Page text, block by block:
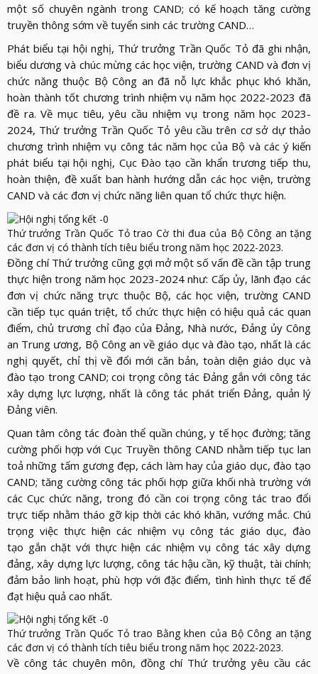
một số chuyên ngành trong CAND; có kế hoạch tăng cường
truyền thông sớm về tuyển sinh các trường CAND…
Phát biểu tại hội nghị, Thứ trưởng Trần Quốc Tỏ đã ghi nhận,
biểu dương và chúc mừng các học viện, trường CAND và đơn vị
chức năng thuộc Bộ Công an đã nỗ lực khắc phục khó khăn,
hoàn thành tốt chương trình nhiệm vụ năm học 2022-2023 đã
đề ra. Về mục tiêu, yêu cầu nhiệm vụ trong năm học 2023-
2024, Thứ trưởng Trần Quốc Tỏ yêu cầu trên cơ sở dự thảo
chương trình nhiệm vụ công tác năm học của Bộ và các ý kiến
phát biểu tại hội nghị, Cục Đào tạo cần khẩn trương tiếp thu,
hoàn thiện, đề xuất ban hành hướng dẫn các học viện, trường
CAND và các đơn vị chức năng liên quan tổ chức thực hiện.
Thứ trưởng Trần Quốc Tỏ trao Cờ thi đua của Bộ Công an tặng
các đơn vị có thành tích tiêu biểu trong năm học 2022-2023.
Đồng chí Thứ trưởng cũng gợi mở một số vấn đề cần tập trung
thực hiện trong năm học 2023-2024 như: Cấp ủy, lãnh đạo các
đơn vị chức năng trực thuộc Bộ, các học viện, trường CAND
cần tiếp tục quán triệt, tổ chức thực hiện có hiệu quả các quan
điểm, chủ trương chỉ đạo của Đảng, Nhà nước, Đảng ủy Công
an Trung ương, Bộ Công an về giáo dục và đào tạo, nhất là các
nghị quyết, chỉ thị về đổi mới căn bản, toàn diện giáo dục và
đào tạo trong CAND; coi trọng công tác Đảng gắn với công tác
xây dựng lực lượng, nhất là công tác phát triển Đảng, quản lý
Đảng viên.
Quan tâm công tác đoàn thể quần chúng, y tế học đường; tăng
cường phối hợp với Cục Truyền thông CAND nhằm tiếp tục lan
toả những tấm gương đẹp, cách làm hay của giáo dục, đào tạo
CAND; tăng cường công tác phối hợp giữa khối nhà trường với
các Cục chức năng, trong đó cần coi trọng công tác trao đổi
trực tiếp nhằm tháo gỡ kịp thời các khó khăn, vướng mắc. Chú
trọng việc thực hiện các nhiệm vụ công tác giáo dục, đào
tạo gắn chặt với thực hiện các nhiệm vụ công tác xây dựng
đảng, xây dựng lực lượng, công tác hậu cần, kỹ thuật, tài chính;
đảm bảo linh hoạt, phù hợp với đặc điểm, tình hình thực tế để
đạt hiệu quả cao nhất.
Thứ trưởng Trần Quốc Tỏ trao Bằng khen của Bộ Công an tặng
các đơn vị có thành tích tiêu biểu trong năm học 2022-2023.
Về công tác chuyên môn, đồng chí Thứ trưởng yêu cầu các